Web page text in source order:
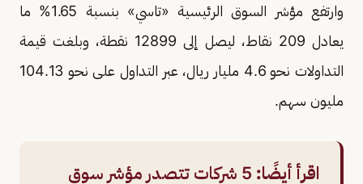
وارتفع مؤشر السوق الرئيسية «تاسي» بنسبة 1.65% ما
يعادل 209 نقاط، ليصل إلى 12899 نقطة، وبلغت قيمة
التداولات نحو 4.6 مليار ريال، عبر التداول على نحو 104.13
مليون سهم.
اقرأ أيضًا:
5 شركات تتصدر مؤشر سوق